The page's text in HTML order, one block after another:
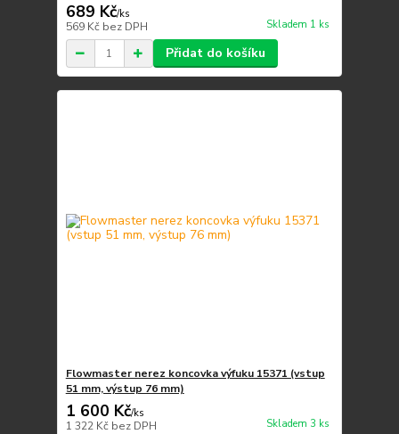
689 Kč/ks
569 Kč bez DPH Skladem 1 ks
Přidat do košíku
Flowmaster nerez koncovka výfuku 15371 (vstup
51 mm, výstup 76 mm)
1 600 Kč/ks
1 322 Kč bez DPH Skladem 3 ks